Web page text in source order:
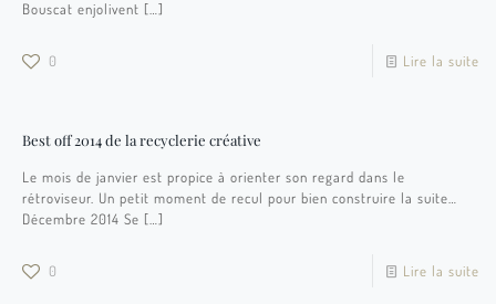
Bouscat enjolivent […]
0 Lire la suite
Best off 2014 de la recyclerie créative
Le mois de janvier est propice à orienter son regard dans le
rétroviseur. Un petit moment de recul pour bien construire la suite…
Décembre 2014 Se […]
0 Lire la suite